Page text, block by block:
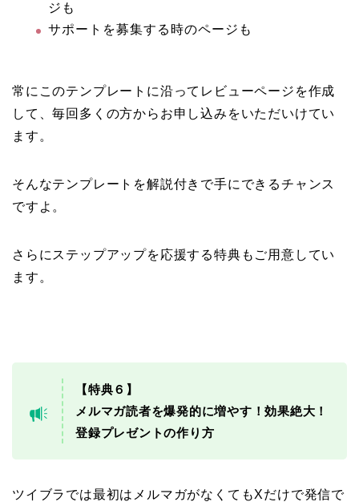
ジも
サポートを募集する時のページも
常にこのテンプレートに沿ってレビューページを作成
して、毎回多くの方からお申し込みをいただいけてい
ます。
そんなテンプレートを解説付きで手にできるチャンス
ですよ。
さらにステップアップを応援する特典もご用意してい
ます。
【特典６】
メルマガ読者を爆発的に増やす！効果絶大！
登録プレゼントの作り方
ツイブラでは最初はメルマガがなくてもXだけで発信で